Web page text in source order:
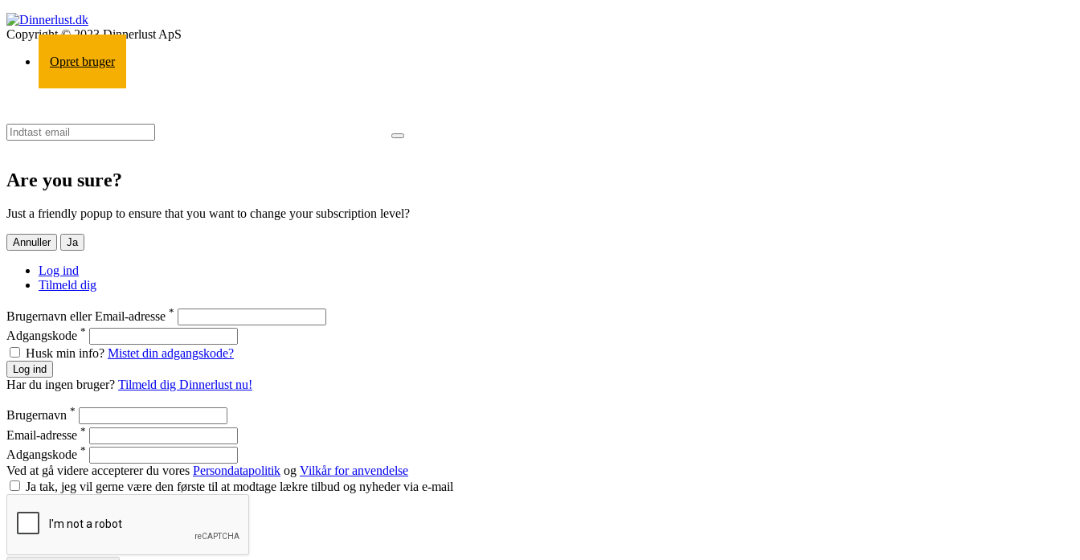
Copyright © 2023 Dinnerlust ApS
Opret bruger
Are you sure?
Just a friendly popup to ensure that you want to change your subscription level?
Annuller Ja
Log ind
Tilmeld dig
Brugernavn eller Email-adresse *
Adgangskode *
Husk min info? Mistet din adgangskode?
Log ind
Har du ingen bruger? Tilmeld dig Dinnerlust nu!
Brugernavn *
Email-adresse *
Adgangskode *
Ved at gå videre accepterer du vores Persondatapolitik og Vilkår for anvendelse
Ja tak, jeg vil gerne være den første til at modtage lækre tilbud og nyheder via e-mail